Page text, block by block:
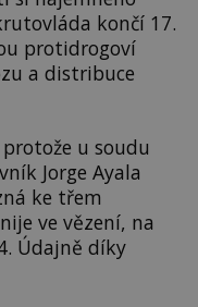
končí 17.
protidrogoví
a distribuce
u soudu
Jorge Ayala
ke třem
ve vězení, na
Údajně díky